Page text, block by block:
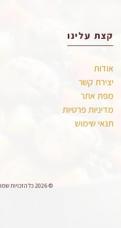
קצת עלינו
אודות
יצירת קשר
מפת אתר
מדיניות פרטיות
תנאי שימוש
© 2026 כל הזכויות שמורות לניחוח מתוק